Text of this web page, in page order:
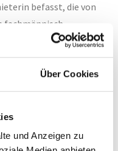
Über Cookies
und Anzeigen zu
befasst, die von
fachmännisch
Das Gericht
die
um Erlaubnis fragen
nicht versagen darf.
sich das Gericht auf